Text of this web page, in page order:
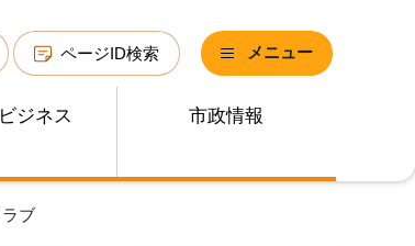
ページID検索 メニュー
ジネス 市政情報
ブ